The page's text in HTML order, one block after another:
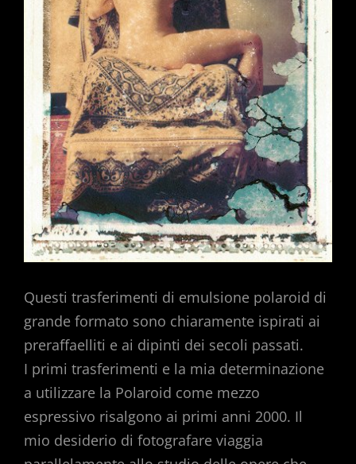
Questi trasferimenti di emulsione polaroid di
grande formato sono chiaramente ispirati ai
preraffaelliti e ai dipinti dei secoli passati.
I primi trasferimenti e la mia determinazione
a utilizzare la Polaroid come mezzo
espressivo risalgono ai primi anni 2000. Il
mio desiderio di fotografare viaggia